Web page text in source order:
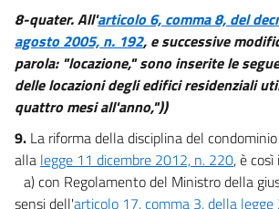
8-quater. All'articolo 6, comma 8, del
agosto 2005, n. 192, e successive
parola: "locazione," sono inserite le
delle locazioni degli edifici residenziali
quattro mesi all'anno,"))
9. La riforma della disciplina del
alla legge 11 dicembre 2012, n. 220, è
a) con Regolamento del Ministro della
sensi dell'articolo 17, comma 3, della